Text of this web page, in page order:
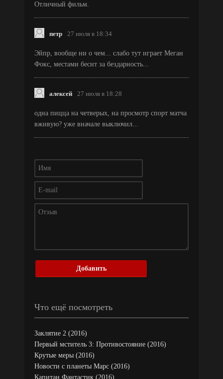
Отличный фильм.
петр 27 июля в 18:34
Эйпр, вообще ни о чем... слабо тут играет Меган
Фокс, местами бесит за бездарность...
алексей 27 июля в 18:28
одна пицца на четверых, на просмотр спорт матча
вживую? уже вначале выключил...
Добавить
Что ещё посмотреть
Заклятие 2 (2016)
Первый мститель 3: Противостояние (2016)
Крутые меры (2016)
Новости с планеты Марс (2016)
Капитан Фантастик (2016)